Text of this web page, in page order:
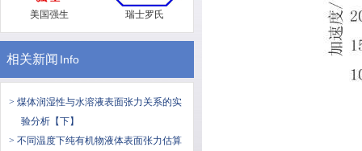
美国强生 瑞士罗氏
相关新闻 Info
> 煤体润湿性与水溶液表面张力关系的实
验分析【下】
> 不同温度下纯有机物液体表面张力估算